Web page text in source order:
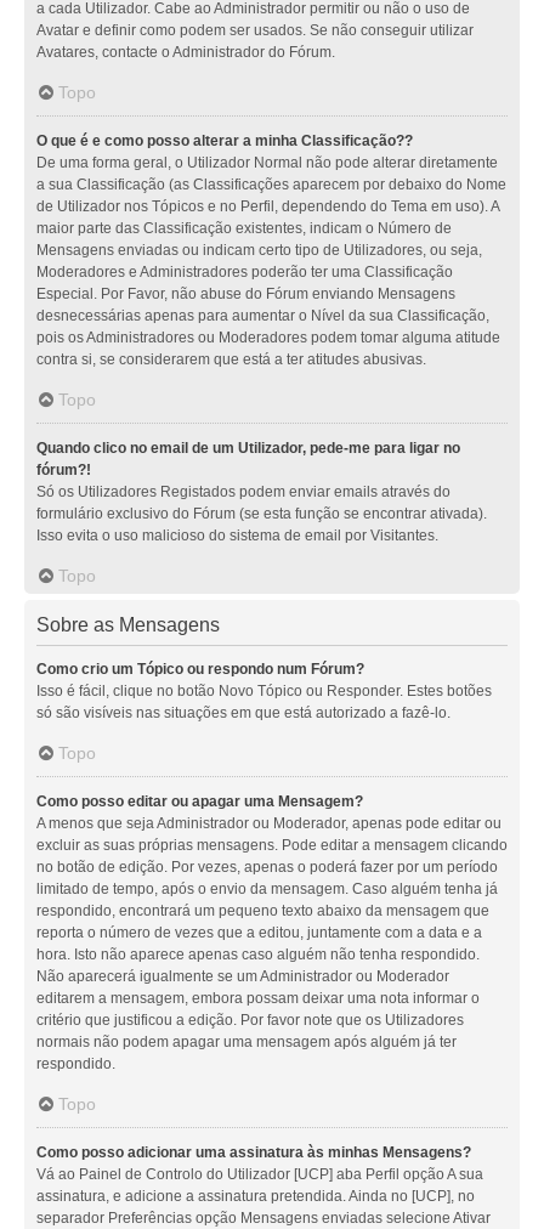
a cada Utilizador. Cabe ao Administrador permitir ou não o uso de
Avatar e definir como podem ser usados. Se não conseguir utilizar
Avatares, contacte o Administrador do Fórum.
Topo
O que é e como posso alterar a minha Classificação??
De uma forma geral, o Utilizador Normal não pode alterar diretamente
a sua Classificação (as Classificações aparecem por debaixo do Nome
de Utilizador nos Tópicos e no Perfil, dependendo do Tema em uso). A
maior parte das Classificação existentes, indicam o Número de
Mensagens enviadas ou indicam certo tipo de Utilizadores, ou seja,
Moderadores e Administradores poderão ter uma Classificação
Especial. Por Favor, não abuse do Fórum enviando Mensagens
desnecessárias apenas para aumentar o Nível da sua Classificação,
pois os Administradores ou Moderadores podem tomar alguma atitude
contra si, se considerarem que está a ter atitudes abusivas.
Topo
Quando clico no email de um Utilizador, pede-me para ligar no
fórum?!
Só os Utilizadores Registados podem enviar emails através do
formulário exclusivo do Fórum (se esta função se encontrar ativada).
Isso evita o uso malicioso do sistema de email por Visitantes.
Topo
Sobre as Mensagens
Como crio um Tópico ou respondo num Fórum?
Isso é fácil, clique no botão Novo Tópico ou Responder. Estes botões
só são visíveis nas situações em que está autorizado a fazê-lo.
Topo
Como posso editar ou apagar uma Mensagem?
A menos que seja Administrador ou Moderador, apenas pode editar ou
excluir as suas próprias mensagens. Pode editar a mensagem clicando
no botão de edição. Por vezes, apenas o poderá fazer por um período
limitado de tempo, após o envio da mensagem. Caso alguém tenha já
respondido, encontrará um pequeno texto abaixo da mensagem que
reporta o número de vezes que a editou, juntamente com a data e a
hora. Isto não aparece apenas caso alguém não tenha respondido.
Não aparecerá igualmente se um Administrador ou Moderador
editarem a mensagem, embora possam deixar uma nota informar o
critério que justificou a edição. Por favor note que os Utilizadores
normais não podem apagar uma mensagem após alguém já ter
respondido.
Topo
Como posso adicionar uma assinatura às minhas Mensagens?
Vá ao Painel de Controlo do Utilizador [UCP] aba Perfil opção A sua
assinatura, e adicione a assinatura pretendida. Ainda no [UCP], no
separador Preferências opção Mensagens enviadas selecione Ativar